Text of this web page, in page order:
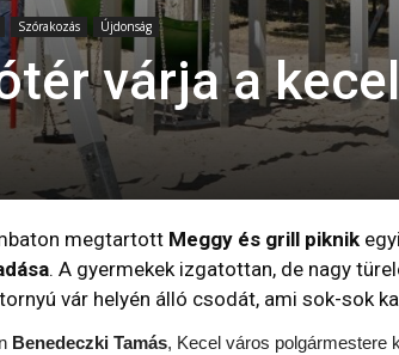
Szórakozás Újdonság
várja a
megtartott Meggy és grill piknik
. A gyermekek izgatottan, de nagy
vár helyén álló csodát, ami sok-sok
Benedeczki Tamás, Kecel város polgármestere